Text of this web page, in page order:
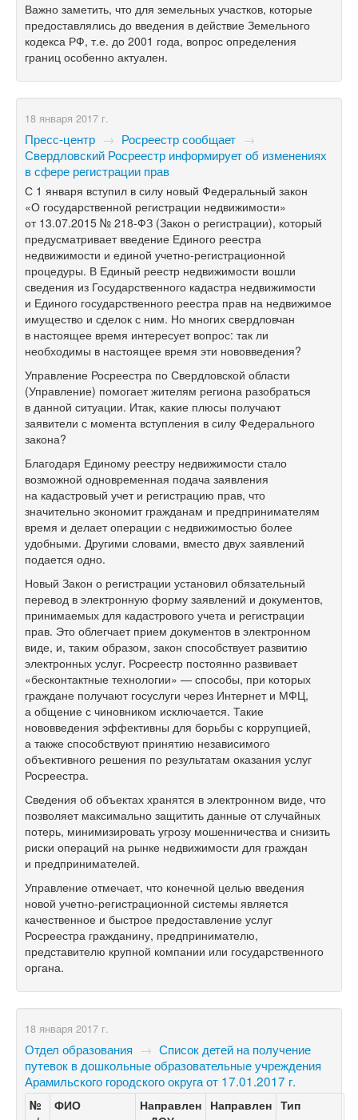
Важно заметить, что для земельных участков, которые
предоставлялись до введения в действие Земельного
кодекса РФ, т.е. до 2001 года, вопрос определения
границ особенно актуален.
18 января 2017 г.
Пресс-центр → Росреестр сообщает →
Свердловский Росреестр информирует об изменениях
в сфере регистрации прав
С 1 января вступил в силу новый Федеральный закон
«О государственной регистрации недвижимости»
от 13.07.2015 № 218-ФЗ (Закон о регистрации), который
предусматривает введение Единого реестра
недвижимости и единой учетно-регистрационной
процедуры. В Единый реестр недвижимости вошли
сведения из Государственного кадастра недвижимости
и Единого государственного реестра прав на недвижимое
имущество и сделок с ним. Но многих свердловчан
в настоящее время интересует вопрос: так ли
необходимы в настоящее время эти нововведения?
Управление Росреестра по Свердловской области
(Управление) помогает жителям региона разобраться
в данной ситуации. Итак, какие плюсы получают
заявители с момента вступления в силу Федерального
закона?
Благодаря Единому реестру недвижимости стало
возможной одновременная подача заявления
на кадастровый учет и регистрацию прав, что
значительно экономит гражданам и предпринимателям
время и делает операции с недвижимостью более
удобными. Другими словами, вместо двух заявлений
подается одно.
Новый Закон о регистрации установил обязательный
перевод в электронную форму заявлений и документов,
принимаемых для кадастрового учета и регистрации
прав. Это облегчает прием документов в электронном
виде, и, таким образом, закон способствует развитию
электронных услуг. Росреестр постоянно развивает
«бесконтактные технологии» — способы, при которых
граждане получают госуслуги через Интернет и МФЦ,
а общение с чиновником исключается. Такие
нововведения эффективны для борьбы с коррупцией,
а также способствуют принятию независимого
объективного решения по результатам оказания услуг
Росреестра.
Сведения об объектах хранятся в электронном виде, что
позволяет максимально защитить данные от случайных
потерь, минимизировать угрозу мошенничества и снизить
риски операций на рынке недвижимости для граждан
и предпринимателей.
Управление отмечает, что конечной целью введения
новой учетно-регистрационной системы является
качественное и быстрое предоставление услуг
Росреестра гражданину, предпринимателю,
представителю крупной компании или государственного
органа.
18 января 2017 г.
Отдел образования → Список детей на получение
путевок в дошкольные образовательные учреждения
Арамильского городского округа от 17.01.2017 г.
№
ФИО
Направлен Направлен Тип